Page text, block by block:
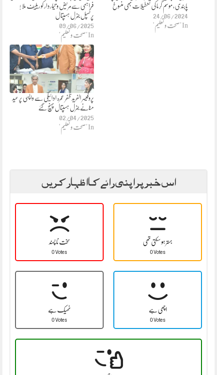
فراہمی سےمریض و تیماردار کو ریلیف ملا !
پرنسپل جنرل ہسپتال
09/06/2025
In "صحت و تعلیم"
پابندی، موسم گرما کی تعطیلات بھی منسوخ
24/06/2024
In "صحت و تعلیم"
پروفیسر الفرید ظفر عمرہ ادائیگی سے واپسی پر عید
منانے جنرل ہسپتال پہنچ گئے
02/04/2025
In "صحت و تعلیم"
اس خبر پر اپنی رائے کا اظہار کریں
سخت نا پسند
0 Votes
بہتر ہو سکتی تھی
0 Votes
ٹھیک ہے
0 Votes
اچھی ہے
0 Votes